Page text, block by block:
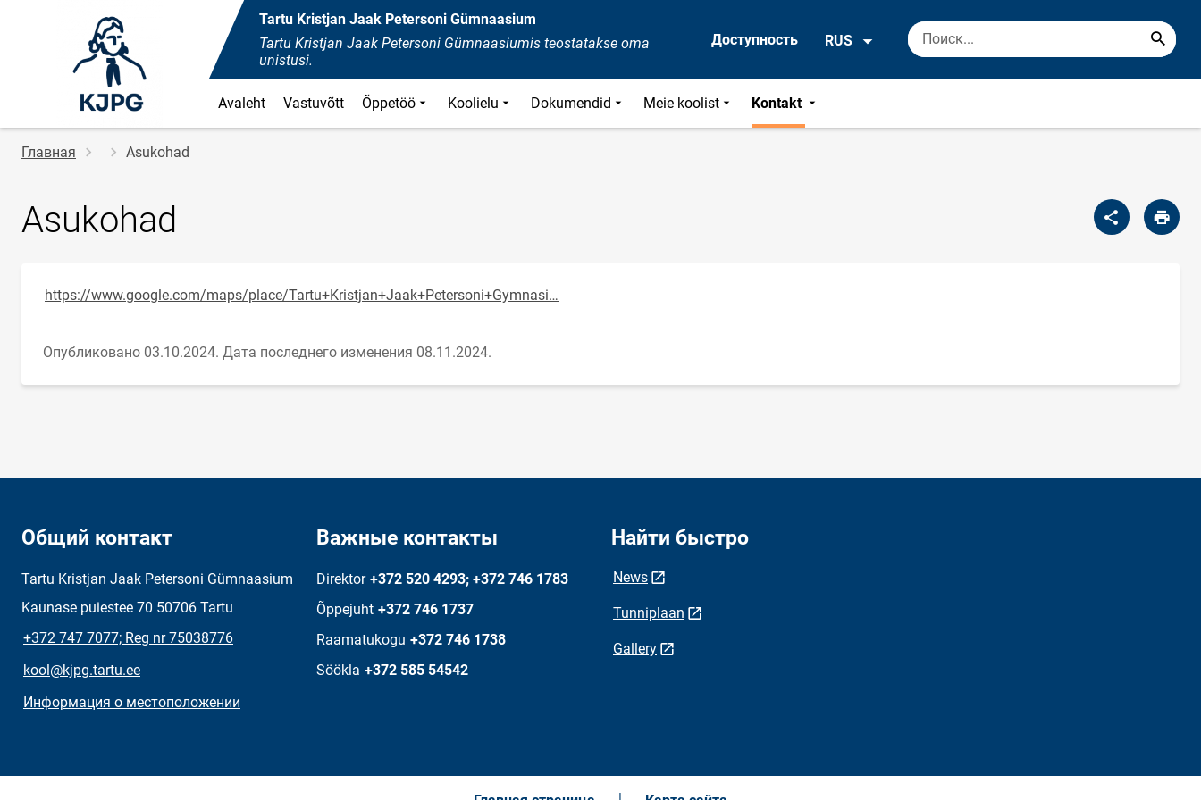
Tartu Kristjan Jaak Petersoni Gümnaasium
Tartu Kristjan Jaak Petersoni Gümnaasiumis teostatakse oma
unistusi.
Доступность RUS
Avaleht Vastuvõtt Õppetöö Koolielu Dokumendid Meie koolist Kontakt
Строка
Главная Asukohad
Asukohad
https://www.google.com/maps/place/Tartu+Kristjan+Jaak+Petersoni+Gymnasi…
Опубликовано 03.10.2024. Дата последнего изменения 08.11.2024.
Общий контакт
Tartu Kristjan Jaak Petersoni Gümnaasium
Kaunase puiestee 70 50706 Tartu
+372 747 7077; Reg nr 75038776
kool@kjpg.tartu.ee
Информация о местоположении
Важные контакты
Direktor +372 520 4293; +372 746 1783
Õppejuht +372 746 1737
Raamatukogu +372 746 1738
Söökla +372 585 54542
Найти быстро
News
Tunniplaan
Gallery